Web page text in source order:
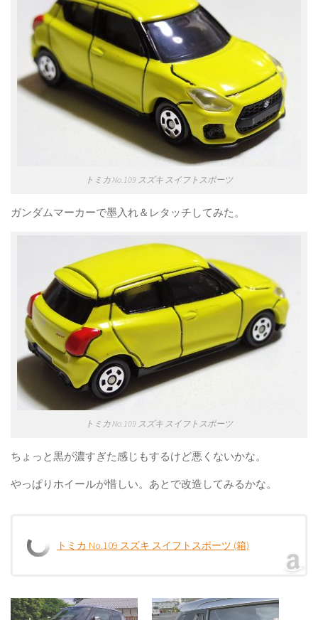
トミカ No.109 スズキ スイフトスポーツ
ガンダムマーカーで墨入れ＆レタッチしてみた。
トミカ No.109 スズキ スイフトスポーツ
ちょっと黒が濃すぎた感じもするけど悪くないかな。
やっぱりホイールが惜しい。あとで改造してみるかな。
トミカ No.109 スズキ スイフトスポーツ (箱)